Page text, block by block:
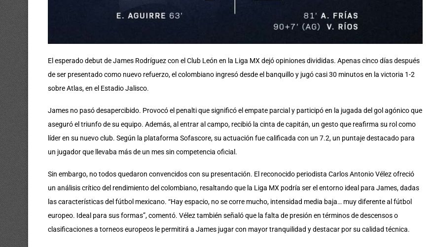
El esperado debut de James Rodríguez con el Club León en la Liga MX dejó opiniones divididas. Apenas cinco días después
de ser presentado como nuevo refuerzo, el colombiano ingresó desde el banquillo y jugó casi 30 minutos en la victoria 1-2
sobre Atlas, en el Estadio Jalisco.
James no pasó desapercibido. Provocó el penalti que significó el empate parcial y participó en la jugada del gol agónico que
aseguró el triunfo de su equipo. Además, al entrar al campo, recibió la cinta de capitán, un gesto que reafirma su rol como
líder en su nuevo club. Según la plataforma Sofascore, su actuación fue calificada con un 7.2, un puntaje destacado para
un jugador que llevaba más de un mes sin competencia oficial.
Sin embargo, no todos quedaron convencidos con su presentación. El reconocido periodista Carlos Antonio Vélez ofreció
un análisis crítico del rendimiento del colombiano, resaltando que la Liga MX podría ser el entorno ideal para James, dadas
las características del fútbol mexicano. “Hay espacio, no se corre mucho, intensidad media baja… muy diferente al fútbol
europeo. Ideal para sus formas”, comentó. Vélez también señaló que la falta de presión en términos de descensos o
clasificaciones a torneos europeos le permitirá a James jugar con mayor tranquilidad y destacar por su calidad técnica.